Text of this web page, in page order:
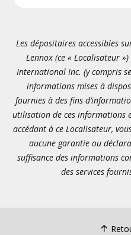
Les dépositaires accessibles
Lennox (ce « Localisateur
International Inc. (y compris
informations mises à
fournies à des fins
utilisation de ces informations
accédant à ce Localisateur,
aucune garantie ou
suffisance des informations
des services